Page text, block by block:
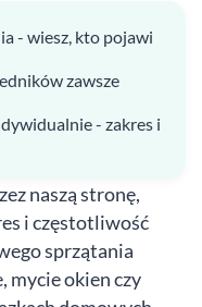
- wiesz, kto pojawi
zawsze
- zakres i
naszą stronę,
i częstotliwość
sprzątania
mycie okien czy